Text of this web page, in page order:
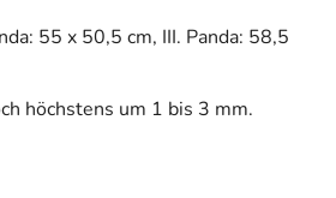
55 x 50,5 cm, III. Panda: 58,5
höchstens um 1 bis 3 mm.